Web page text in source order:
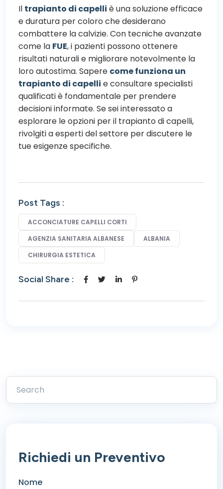
Il trapianto di capelli è una soluzione efficace
e duratura per coloro che desiderano
combattere la calvizie. Con tecniche avanzate
come la FUE, i pazienti possono ottenere
risultati naturali e migliorare notevolmente la
loro autostima. Sapere come funziona un
trapianto di capelli e consultare specialisti
qualificati è fondamentale per prendere
decisioni informate. Se sei interessato a
esplorare le opzioni per il trapianto di capelli,
rivolgiti a esperti del settore per discutere le
tue esigenze specifiche.
Post Tags :
ACCONCIATURE CAPELLI CORTI
AGENZIA SANITARIA ALBANESE
ALBANIA
CHIRURGIA ESTETICA
Social Share :
Richiedi un Preventivo
Nome